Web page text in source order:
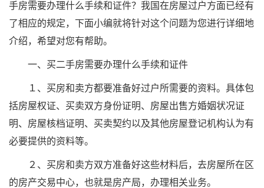
手房需要办理什么手续和证件？我国在房屋过户方面已经有
了相应的规定，下面小编就将针对这个问题为您进行详细地
介绍，希望对您有帮助。
一、买二手房需要办理什么手续和证件
１、买房和卖方都要准备好过户所需要的资料。具体包
括房屋权证、买卖双方身份证明、房屋出售方婚姻状况证
明、房屋核档证明、买卖契约以及其他房屋登记机构认为有
必要提供的资料等。
２、买房和卖方双方准备好这些材料后，去房屋所在区
的房产交易中心，也就是房产局，办理相关业务。